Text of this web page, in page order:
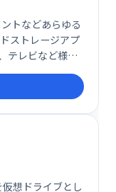
トなどあらゆる
ストレージアプ
テレビなど様々
のオンライ
ョンを利用すれ
。大切な思い出
理しましょう。
想ドライブとし